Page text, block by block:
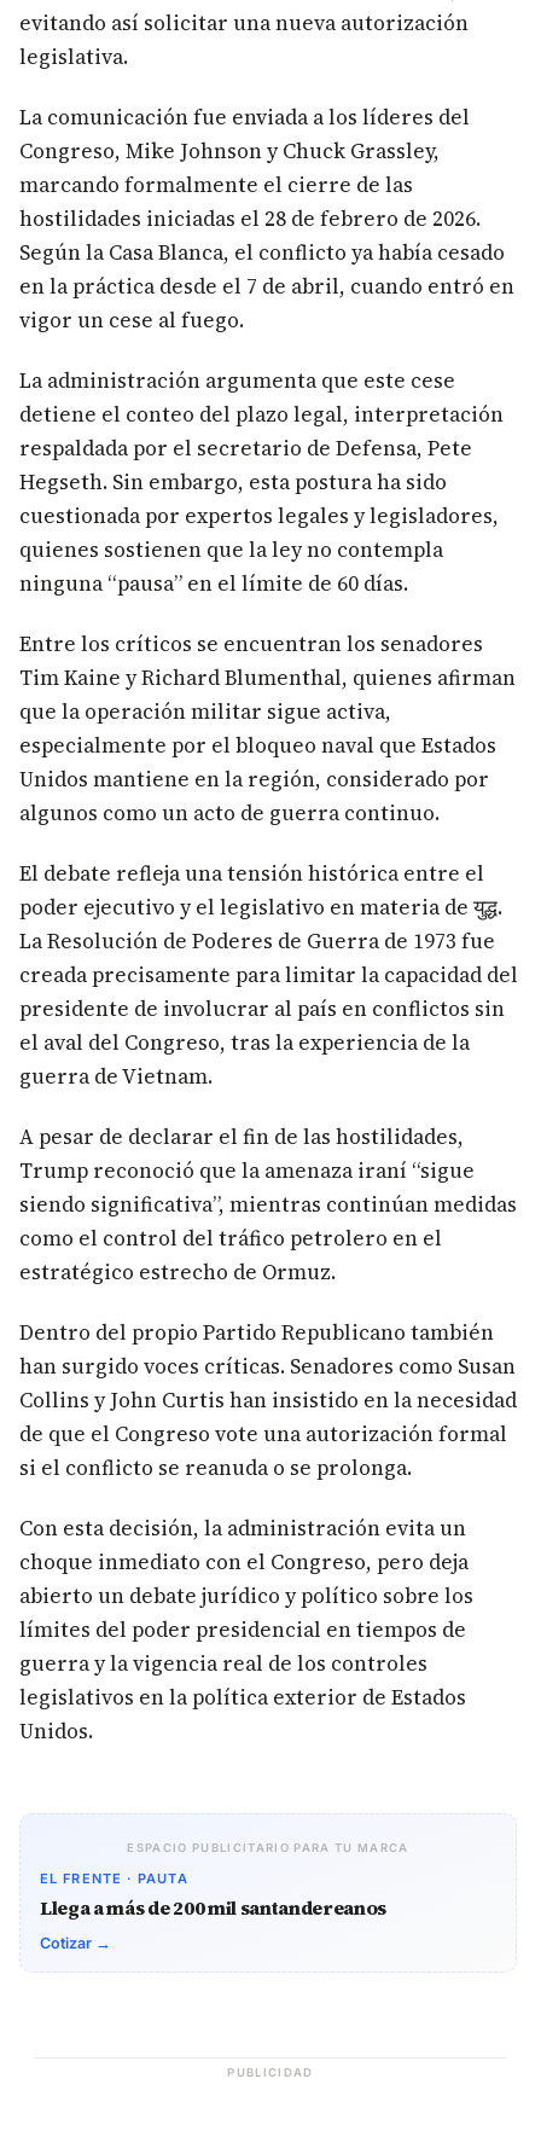
evitando así solicitar una nueva autorización
legislativa.
La comunicación fue enviada a los líderes del
Congreso, Mike Johnson y Chuck Grassley,
marcando formalmente el cierre de las
hostilidades iniciadas el 28 de febrero de 2026.
Según la Casa Blanca, el conflicto ya había cesado
en la práctica desde el 7 de abril, cuando entró en
vigor un cese al fuego.
La administración argumenta que este cese
detiene el conteo del plazo legal, interpretación
respaldada por el secretario de Defensa, Pete
Hegseth. Sin embargo, esta postura ha sido
cuestionada por expertos legales y legisladores,
quienes sostienen que la ley no contempla
ninguna “pausa” en el límite de 60 días.
Entre los críticos se encuentran los senadores
Tim Kaine y Richard Blumenthal, quienes afirman
que la operación militar sigue activa,
especialmente por el bloqueo naval que Estados
Unidos mantiene en la región, considerado por
algunos como un acto de guerra continuo.
El debate refleja una tensión histórica entre el
poder ejecutivo y el legislativo en materia de युद्ध.
La Resolución de Poderes de Guerra de 1973 fue
creada precisamente para limitar la capacidad del
presidente de involucrar al país en conflictos sin
el aval del Congreso, tras la experiencia de la
guerra de Vietnam.
A pesar de declarar el fin de las hostilidades,
Trump reconoció que la amenaza iraní “sigue
siendo significativa”, mientras continúan medidas
como el control del tráfico petrolero en el
estratégico estrecho de Ormuz.
Dentro del propio Partido Republicano también
han surgido voces críticas. Senadores como Susan
Collins y John Curtis han insistido en la necesidad
de que el Congreso vote una autorización formal
si el conflicto se reanuda o se prolonga.
Con esta decisión, la administración evita un
choque inmediato con el Congreso, pero deja
abierto un debate jurídico y político sobre los
límites del poder presidencial en tiempos de
guerra y la vigencia real de los controles
legislativos en la política exterior de Estados
Unidos.
ESPACIO PUBLICITARIO PARA TU MARCA
EL FRENTE · PAUTA
Llega a más de 200 mil santandereanos
Cotizar →
PUBLICIDAD